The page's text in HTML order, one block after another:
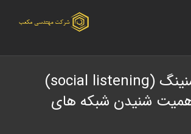
سوشال لیسنینگ (social listening)
شنیدن شبکه های